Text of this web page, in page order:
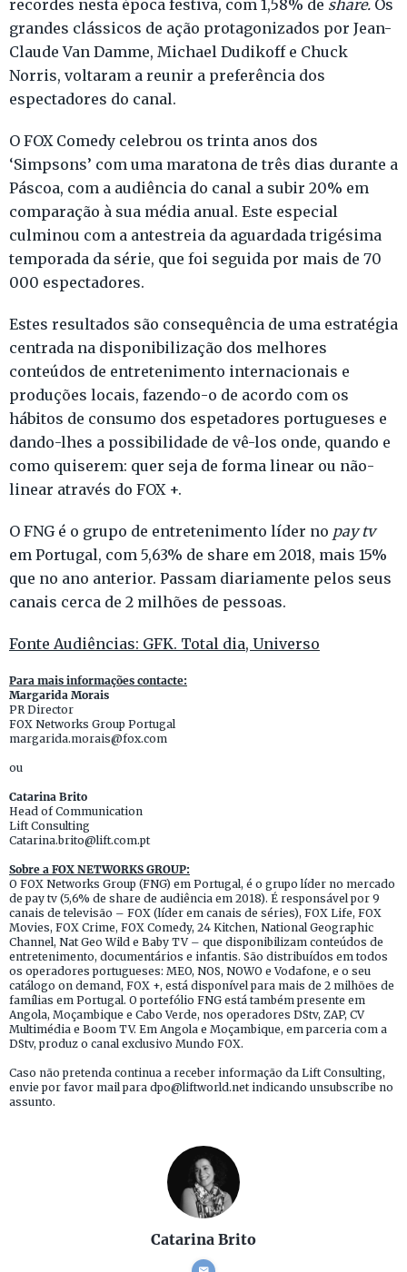
recordes nesta época festiva, com 1,58% de share. Os
grandes clássicos de ação protagonizados por Jean-
Claude Van Damme, Michael Dudikoff e Chuck
Norris, voltaram a reunir a preferência dos
espectadores do canal.
O FOX Comedy celebrou os trinta anos dos
‘Simpsons’ com uma maratona de três dias durante a
Páscoa, com a audiência do canal a subir 20% em
comparação à sua média anual. Este especial
culminou com a antestreia da aguardada trigésima
temporada da série, que foi seguida por mais de 70
000 espectadores.
Estes resultados são consequência de uma estratégia
centrada na disponibilização dos melhores
conteúdos de entretenimento internacionais e
produções locais, fazendo-o de acordo com os
hábitos de consumo dos espetadores portugueses e
dando-lhes a possibilidade de vê-los onde, quando e
como quiserem: quer seja de forma linear ou não-
linear através do FOX +.
O FNG é o grupo de entretenimento líder no pay tv
em Portugal, com 5,63% de share em 2018, mais 15%
que no ano anterior. Passam diariamente pelos seus
canais cerca de 2 milhões de pessoas.
Fonte Audiências: GFK. Total dia, Universo
Para mais informações contacte:
Margarida Morais
PR Director
FOX Networks Group Portugal
margarida.morais@fox.com
ou
Catarina Brito
Head of Communication
Lift Consulting
Catarina.brito@lift.com.pt
Sobre a FOX NETWORKS GROUP:
O FOX Networks Group (FNG) em Portugal, é o grupo líder no mercado
de pay tv (5,6% de share de audiência em 2018). É responsável por 9
canais de televisão – FOX (líder em canais de séries), FOX Life, FOX
Movies, FOX Crime, FOX Comedy, 24 Kitchen, National Geographic
Channel, Nat Geo Wild e Baby TV – que disponibilizam conteúdos de
entretenimento, documentários e infantis. São distribuídos em todos
os operadores portugueses: MEO, NOS, NOWO e Vodafone, e o seu
catálogo on demand, FOX +, está disponível para mais de 2 milhões de
famílias em Portugal. O portefólio FNG está também presente em
Angola, Moçambique e Cabo Verde, nos operadores DStv, ZAP, CV
Multimédia e Boom TV. Em Angola e Moçambique, em parceria com a
DStv, produz o canal exclusivo Mundo FOX.
Caso não pretenda continua a receber informação da Lift Consulting,
envie por favor mail para dpo@liftworld.net indicando unsubscribe no
assunto.
Catarina Brito